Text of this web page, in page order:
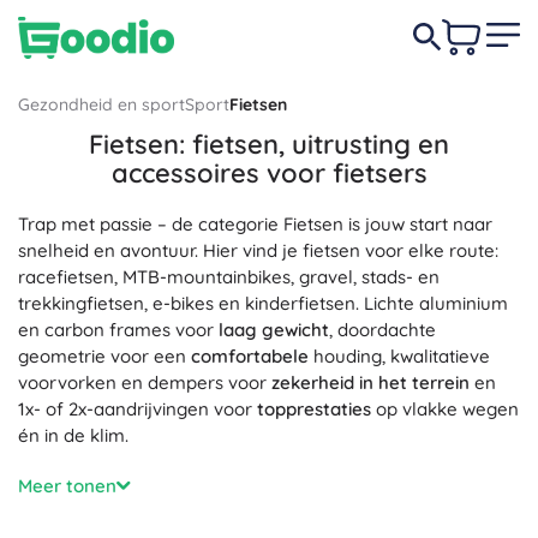
Gezondheid en sportSportFietsen
Fietsen: fietsen, uitrusting en
accessoires voor fietsers
Trap met passie – de categorie Fietsen is jouw start naar
snelheid en avontuur. Hier vind je fietsen voor elke route:
racefietsen, MTB-mountainbikes, gravel, stads- en
trekkingfietsen, e-bikes en kinderfietsen. Lichte aluminium
en carbon frames voor laag gewicht, doordachte
geometrie voor een comfortabele houding, kwalitatieve
voorvorken en dempers voor zekerheid in het terrein en
1x- of 2x-aandrijvingen voor topprestaties op vlakke wegen
én in de klim.
Onderdelen en componenten voor fietsen verhogen
betrouwbaarheid en snelheid: kettingen, cassettes,
Meer tonen